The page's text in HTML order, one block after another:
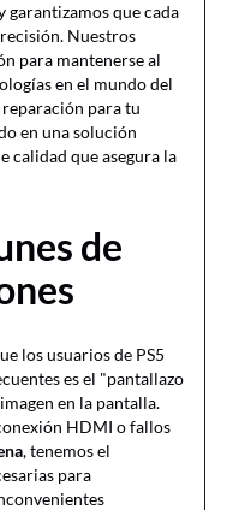
garantizamos que cada
Nuestros
para mantenerse al
en el mundo del
para tu
en una solución
calidad que asegura la
de
los usuarios de PS5
es el "pantallazo
en la pantalla.
HDMI o fallos
, tenemos el
para